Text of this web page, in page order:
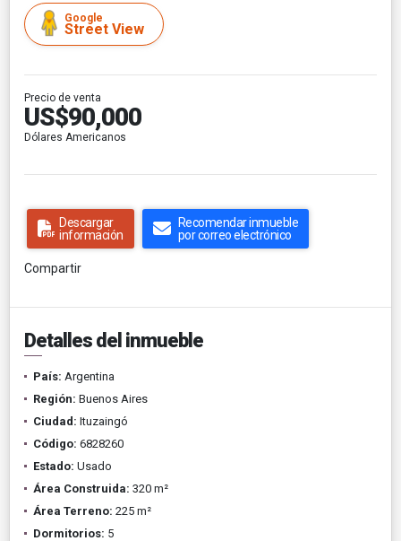
Google
Street View
Precio de venta
US$90,000
Dólares Americanos
Descargar
información
Recomendar inmueble
por correo electrónico
Compartir
Detalles del inmueble
País: Argentina
Región: Buenos Aires
Ciudad: Ituzaingó
Código: 6828260
Estado: Usado
Área Construida: 320 m²
Área Terreno: 225 m²
Dormitorios: 5